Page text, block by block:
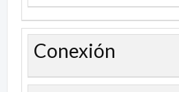
Conexión